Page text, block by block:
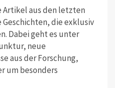
Artikel aus den letzten
die exklusiv
Dabei geht es unter
neue
aus der Forschung,
um besonders